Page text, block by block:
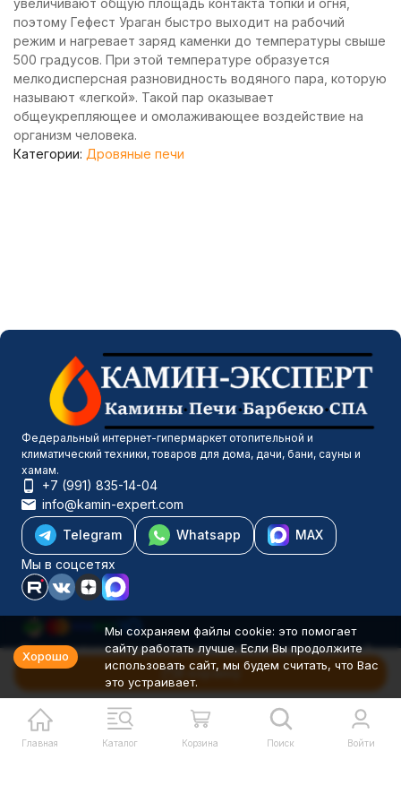
В корзину
увеличивают общую площадь контакта топки и огня,
поэтому Гефест Ураган быстро выходит на рабочий
режим и нагревает заряд каменки до температуры свыше
500 градусов. При этой температуре образуется
мелкодисперсная разновидность водяного пара, которую
называют «легкой». Такой пар оказывает
общеукрепляющее и омолаживающее воздействие на
организм человека.
Категории: Дровяные печи
Главная Каталог Корзина Поиск Войти
Федеральный интернет-гипермаркет отопительной и
климатический техники, товаров для дома, дачи, бани, сауны и
хамам.
+7 (991) 835-14-04
info@kamin-expert.com
Telegram
Whatsapp
MAX
Мы в соцсетях
Каталог товаров
Компания
Информация
Политика персональных данных
© 2001-2026 Камин-Эксперт ИП Понюхов В. А. ОГРНИП
326527500040181
Хорошо
Мы сохраняем файлы cookie: это помогает
сайту работать лучше. Если Вы продолжите
использовать сайт, мы будем считать, что Вас
это устраивает.